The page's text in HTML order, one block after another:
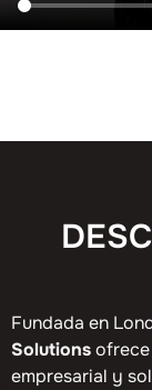
Fundada en
Solutions
empresarial y